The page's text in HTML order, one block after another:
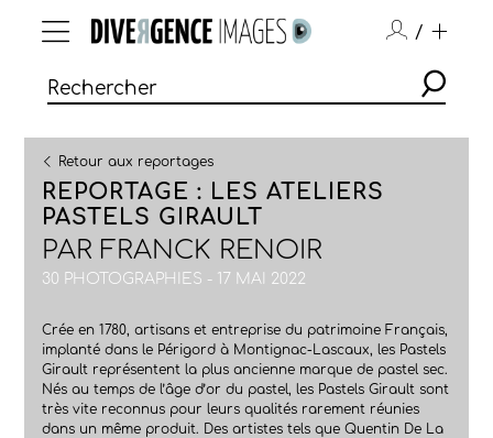
/
Retour aux reportages
REPORTAGE : LES ATELIERS
PASTELS GIRAULT
PAR FRANCK RENOIR
30 PHOTOGRAPHIES - 17 MAI 2022
Crée en 1780, artisans et entreprise du patrimoine Français,
implanté dans le Périgord à Montignac-Lascaux, les Pastels
Girault représentent la plus ancienne marque de pastel sec.
Nés au temps de l’âge d’or du pastel, les Pastels Girault sont
très vite reconnus pour leurs qualités rarement réunies
dans un même produit. Des artistes tels que Quentin De La